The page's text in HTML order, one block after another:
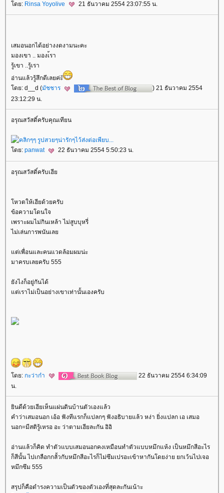
ดย: Rinsa Yoyolive 21 ธันวาคม 2554 23:07:55 น.
เสมอนอกได้อย่างงดงามนะคะ
มองเขา .. มองเ้รา
รู้เขา ..รู้เรา
อ่านแล้วรู้สึกดีเลยค่ะั
ดย: d__d (มัชชาร
) 21 ธันวาคม 2554
23:12:29 น.
อรุณสวัสดิ์ครับคุณเทียน
ดย: panwat 22 ธันวาคม 2554 5:50:23 น.
อรุณสวัสดิ์ครับเฮี
หวตให้เฮียด้วยครับ
ข้อความโดนใจ
เพราะผมไม่กินเหล้า ไม่สูบบุหรี่
ไม่เล่นการพนันเล
ต่เพื่อนและคนแวดล้อมผมน่ะ
มาครบเลยครับ 555
ังไงก็อยู่กันได้
ต่เราไม่เป็นอย่างเขาเท่านั้นเองครับ
ดย: กะว่าก๋า
22 ธันวาคม 2554 6:34:09
น.
ินดีด้วยเฮียเห็นแผ่นดินบ้านตัวเองแล้ว
คำว่าเสมอนอก เอ้อ ฟังทีแรกก็แปลกๆ ฟังอธิบายแล้ว หง่า ยิ่งแปลก เอ เสมอ
นอก=มีสติรู้เหรอ อะ ว่าตามเฮียละกัน อิอิ
อ่านแล้วก็คิด ทำตัวแบบเสมอนอกคงเหมือนทำตัวแบบหมึกแห้ง เป็นหมึกสีอะไร
ก็สีนั้น ไปเกลือกกลั้วกับหมึกสีอะไรก็ไม่ซึมเปรอะเข้าหากันโดยง่าย ยกเว้นไปเจอ
หมึกซึม 555
สรุปก็คือดำรงความเป็นตัวของตัวเองที่สุดละกันเน้าะ